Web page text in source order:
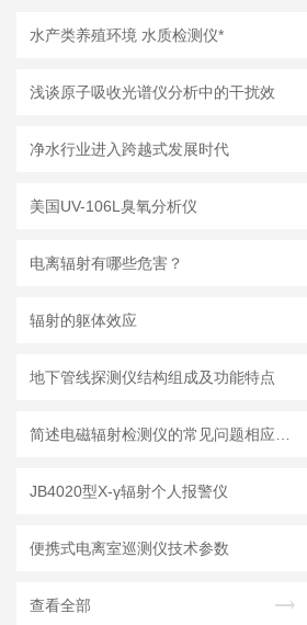
水产类养殖环境 水质检测仪*
浅谈原子吸收光谱仪分析中的干扰效
净水行业进入跨越式发展时代
美国UV-106L臭氧分析仪
电离辐射有哪些危害？
辐射的躯体效应
地下管线探测仪结构组成及功能特点
JB4020型X-γ辐射个人报警仪
便携式电离室巡测仪技术参数
查看全部